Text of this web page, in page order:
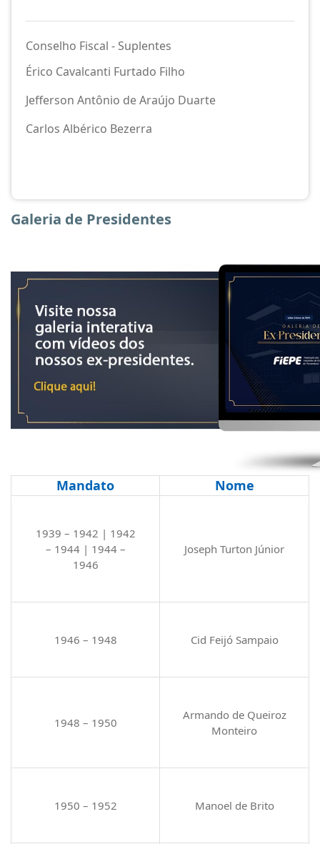
Conselho Fiscal - Suplentes
Érico Cavalcanti Furtado Filho
Jefferson Antônio de Araújo Duarte
Carlos Albérico Bezerra
Galeria de Presidentes
Mandato Nome
1939 – 1942 | 1942
– 1944 | 1944 –
1946
Joseph Turton Júnior
1946 – 1948 Cid Feijó Sampaio
1948 – 1950
Armando de Queiroz
Monteiro
1950 – 1952 Manoel de Brito